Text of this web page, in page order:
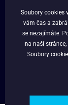
O NÁS
VĚRNOSTNÍ
Soubory cookies
vám čas a
se nezajímáte.
na naší
Soubory